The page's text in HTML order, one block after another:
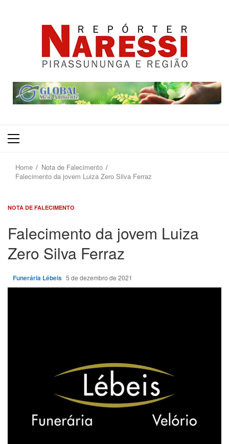
Primary
Home
Nota de Falecimento
Falecimento da jovem Luiza Zero Silva Ferraz
NOTA DE FALECIMENTO
Falecimento da jovem Luiza
Zero Silva Ferraz
Funerária Lébeis 5 de dezembro de 2021